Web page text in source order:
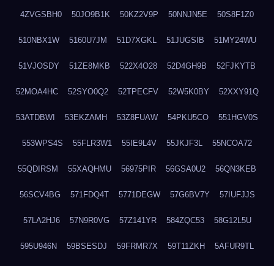
4ZVGSBH0 50JO9B1K 50KZ2V9P 50NNJN5E 50S8F1Z0
510NBX1W 5160U7JM 51D7XGKL 51JUGSIB 51MY24WU
51VJOSDY 51ZE8MKB 522X4O28 52D4GH9B 52FJKYTB
52MOA4HC 52SYO0Q2 52TPECFV 52W5K0BY 52XXY91Q
53ATDBWI 53EKZAMH 53Z8FUAW 54PKU5CO 551HGV0S
553WPS4S 55FLR3W1 55IE9L4V 55JKJF3L 55NCOA72
55QDIRSM 55XAQHMU 56975PIR 56GSA0U2 56QN3KEB
56SCV4BG 571FDQ4T 5771DEGW 57G6BV7Y 57IUFJJS
57LA2HJ6 57N9R0VG 57Z141YR 584ZQC53 58G12L5U
595U946N 59BSESDJ 59FRMR7X 59T11ZKH 5AFUR9TL